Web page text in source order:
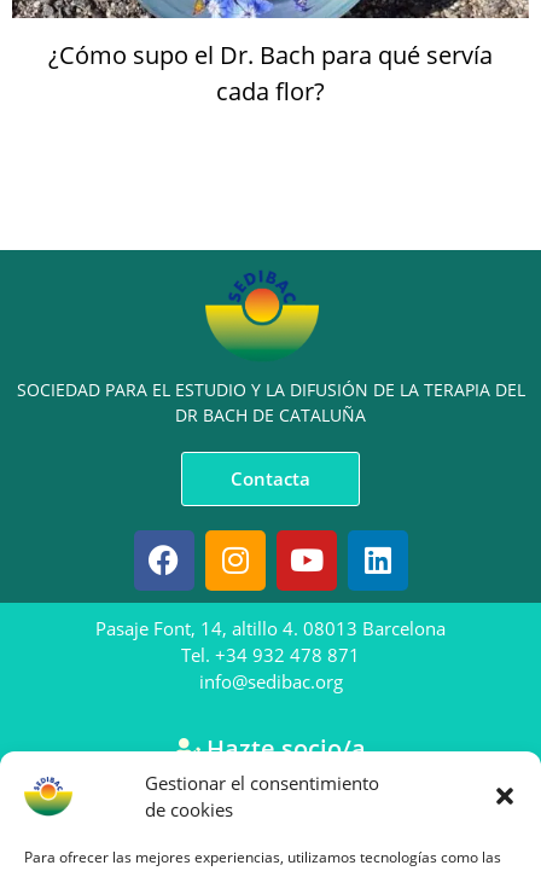
Gestionar el consentimiento
de cookies
Para ofrecer las mejores experiencias, utilizamos tecnologías como las
¿Cómo supo el Dr. Bach para qué servía
cada flor?
SOCIEDAD PARA EL ESTUDIO Y LA DIFUSIÓN DE LA TERAPIA DEL
DR BACH DE CATALUÑA
Contacta
Pasaje Font, 14, altillo 4. 08013 Barcelona
Tel. +34 932 478 871
info@sedibac.org
Hazte socio/a
Anúnciate en SEDIBAC
Aviso Legal